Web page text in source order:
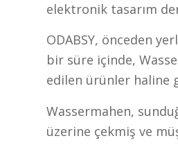
elektronik tasarım
ODABSY, önceden
bir süre içinde,
edilen ürünler haline
Wassermahen,
üzerine çekmiş ve